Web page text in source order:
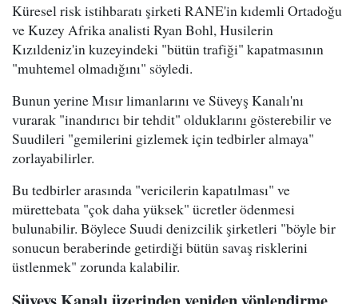
Küresel risk istihbaratı şirketi RANE'in kıdemli Ortadoğu
ve Kuzey Afrika analisti Ryan Bohl, Husilerin
Kızıldeniz'in kuzeyindeki "bütün trafiği" kapatmasının
"muhtemel olmadığını" söyledi.
Bunun yerine Mısır limanlarını ve Süveyş Kanalı'nı
vurarak "inandırıcı bir tehdit" olduklarını gösterebilir ve
Suudileri "gemilerini gizlemek için tedbirler almaya"
zorlayabilirler.
Bu tedbirler arasında "vericilerin kapatılması" ve
mürettebata "çok daha yüksek" ücretler ödenmesi
bulunabilir. Böylece Suudi denizcilik şirketleri "böyle bir
sonucun beraberinde getirdiği bütün savaş risklerini
üstlenmek" zorunda kalabilir.